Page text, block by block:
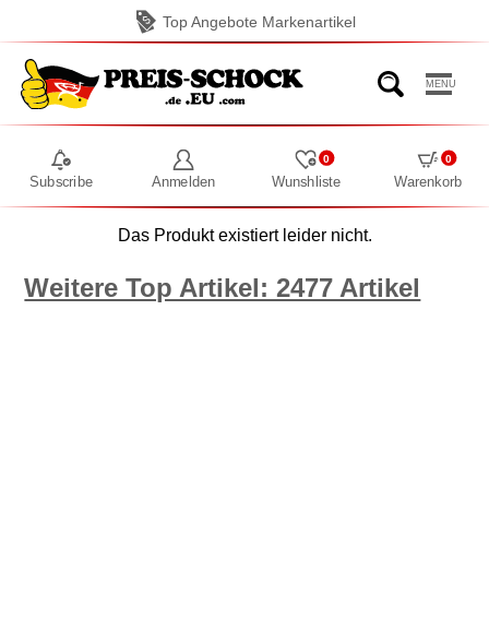
Top Angebote Markenartikel
MENU
Subscribe Anmelden Wunshliste
0
Warenkorb
0
Das Produkt existiert leider nicht.
Weitere Top Artikel: 2477 Artikel